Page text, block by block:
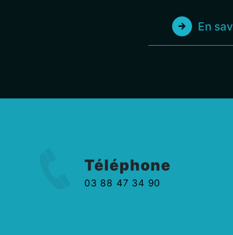
En
Téléphone
03 88 47 34 90